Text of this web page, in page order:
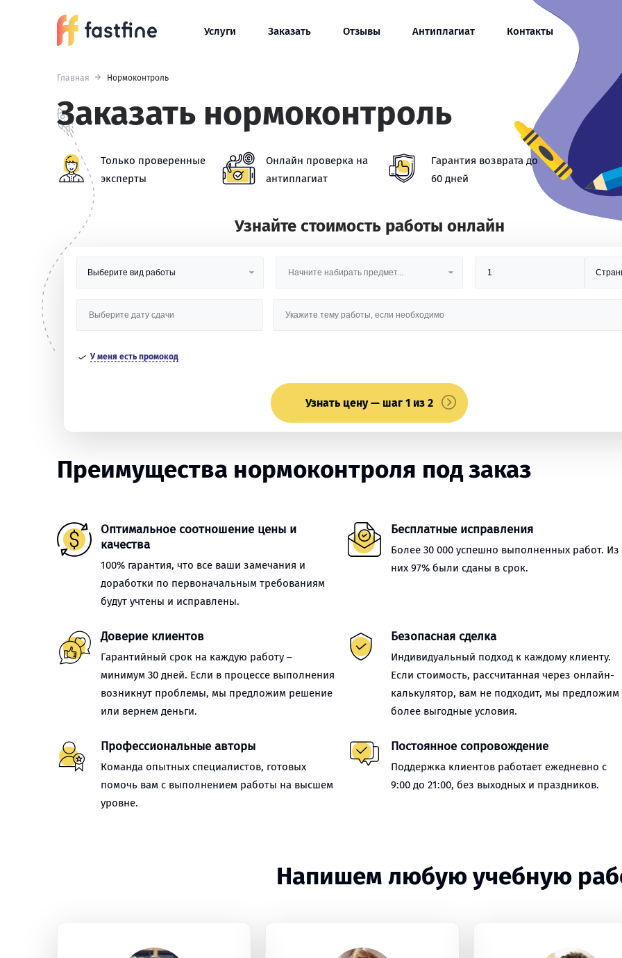
Услуги Заказать Отзывы Антиплагиат Контакты
Главная Нормоконтроль
Заказать нормоконтроль
Только проверенные
эксперты
Онлайн проверка на
антиплагиат
Гарантия возврата до
60 дней
Узнайте стоимость работы онлайн
У меня есть промокод
Узнать цену — шаг 1 из 2
Преимущества нормоконтроля под заказ
Оптимальное соотношение цены и
качества
100% гарантия, что все ваши замечания и
доработки по первоначальным требованиям
будут учтены и исправлены.
Бесплатные исправления
Более 30 000 успешно выполненных работ. Из
них 97% были сданы в срок.
Доверие клиентов
Гарантийный срок на каждую работу –
минимум 30 дней. Если в процессе выполнения
возникнут проблемы, мы предложим решение
или вернем деньги.
Безопасная сделка
Индивидуальный подход к каждому клиенту.
Если стоимость, рассчитанная через онлайн-
калькулятор, вам не подходит, мы предложим
более выгодные условия.
Профессиональные авторы
Команда опытных специалистов, готовых
помочь вам с выполнением работы на высшем
уровне.
Постоянное сопровождение
Поддержка клиентов работает ежедневно с
9:00 до 21:00, без выходных и праздников.
Напишем любую учебную